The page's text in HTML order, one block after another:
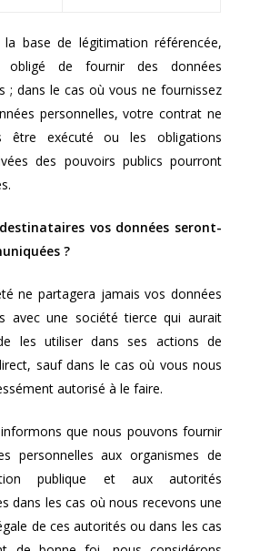
la base de légitimation référencée,
obligé de fournir des données
; dans le cas où vous ne fournissez
personnelles, votre contrat ne
être exécuté ou les obligations
des pouvoirs publics pourront
vos données seront-
?
ne partagera jamais vos données
avec une société tierce qui aurait
les utiliser dans ses actions de
sauf dans le cas où vous nous
autorisé à le faire.
que nous pouvons fournir
personnelles aux organismes de
publique et aux autorités
dans les cas où nous recevons une
de ces autorités ou dans les cas